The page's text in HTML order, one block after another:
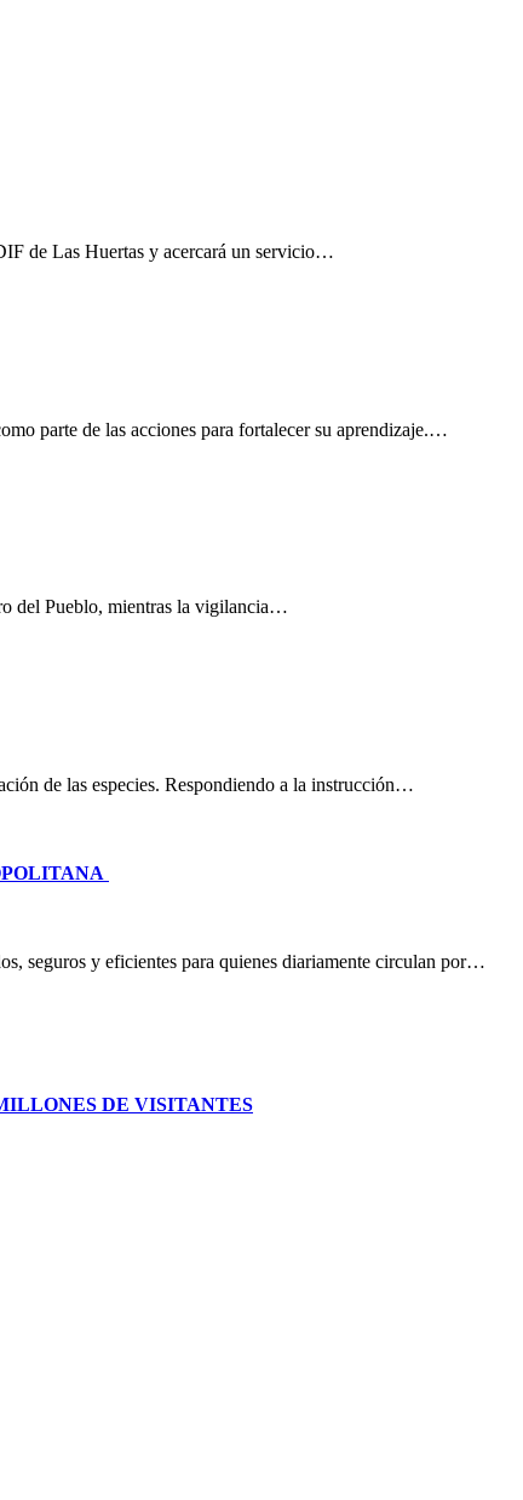
de Las Huertas y acercará un servicio…
parte de las acciones para fortalecer su aprendizaje.…
del Pueblo, mientras la vigilancia…
de las especies. Respondiendo a la instrucción…
seguros y eficientes para quienes diariamente circulan por…
DE VISITANTES